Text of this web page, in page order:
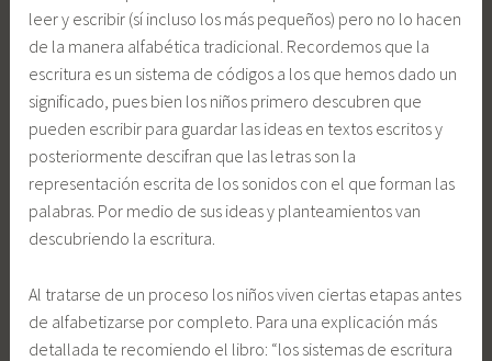
leer y escribir (sí incluso los más pequeños) pero no lo hacen
de la manera alfabética tradicional. Recordemos que la
escritura es un sistema de códigos a los que hemos dado un
significado, pues bien los niños primero descubren que
pueden escribir para guardar las ideas en textos escritos y
posteriormente descifran que las letras son la
representación escrita de los sonidos con el que forman las
palabras. Por medio de sus ideas y planteamientos van
descubriendo la escritura.
Al tratarse de un proceso los niños viven ciertas etapas antes
de alfabetizarse por completo. Para una explicación más
detallada te recomiendo el libro: “los sistemas de escritura